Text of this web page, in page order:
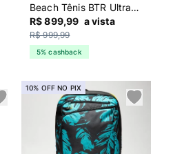
Beach Tênis BTR Ultra
Sandever Verde
R$ 899,99 a vista
R$ 999,99
5% cashback
10% OFF NO PIX